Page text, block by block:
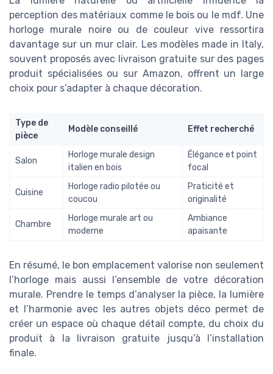
perception des matériaux comme le bois ou le mdf. Une
horloge murale noire ou de couleur vive ressortira
davantage sur un mur clair. Les modèles made in Italy,
souvent proposés avec livraison gratuite sur des pages
produit spécialisées ou sur Amazon, offrent un large
choix pour s’adapter à chaque décoration.
Type de
pièce
Modèle conseillé Effet recherché
Salon
Horloge murale design
italien en bois
Élégance et point
focal
Cuisine
Horloge radio pilotée ou
coucou
Praticité et
originalité
Chambre
Horloge murale art ou
moderne
Ambiance
apaisante
En résumé, le bon emplacement valorise non seulement
l’horloge mais aussi l’ensemble de votre décoration
murale. Prendre le temps d’analyser la pièce, la lumière
et l’harmonie avec les autres objets déco permet de
créer un espace où chaque détail compte, du choix du
produit à la livraison gratuite jusqu’à l’installation
finale.